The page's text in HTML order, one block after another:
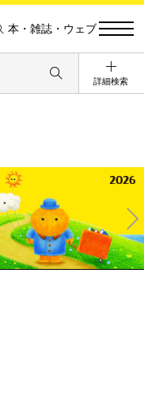
本・雑誌・ウェブ
詳細検索
Ne
xt